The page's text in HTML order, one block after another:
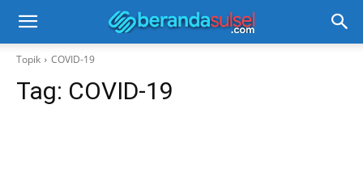
Topik COVID-19
Tag: COVID-19